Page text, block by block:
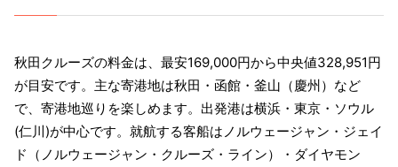
秋田クルーズの料金は、最安169,000円から中央値328,951円
が目安です。主な寄港地は秋田・函館・釜山（慶州）など
で、寄港地巡りを楽しめます。出発港は横浜・東京・ソウル
(仁川)が中心です。就航する客船はノルウェージャン・ジェイ
ド（ノルウェージャン・クルーズ・ライン）・ダイヤモン